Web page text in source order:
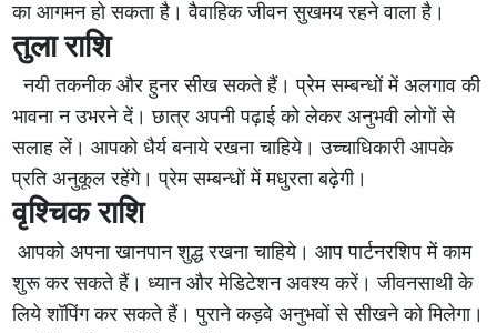
का आगमन हो सकता है। वैवाहिक जीवन सुखमय रहने वाला है।
तुला राशि
नयी तकनीक और हुनर सीख सकते हैं। प्रेम सम्बन्धों में अलगाव की
भावना न उभरने दें। छात्र अपनी पढ़ाई को लेकर अनुभवी लोगों से
सलाह लें। आपको धैर्य बनाये रखना चाहिये। उच्चाधिकारी आपके
प्रति अनुकूल रहेंगे। प्रेम सम्बन्धों में मधुरता बढ़ेगी।
वृश्चिक राशि
आपको अपना खानपान शुद्ध रखना चाहिये। आप पार्टनरशिप में काम
शुरू कर सकते हैं। ध्यान और मेडिटेशन अवश्य करें। जीवनसाथी के
लिये शॉपिंग कर सकते हैं। पुराने कड़वे अनुभवों से सीखने को मिलेगा।